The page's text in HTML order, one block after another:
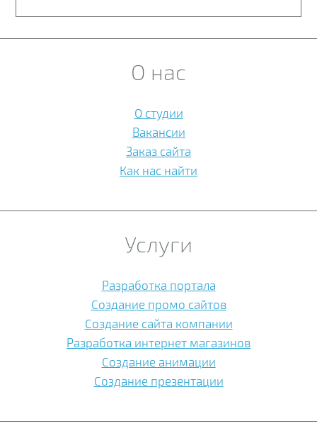
О нас
О студии
Вакансии
Заказ сайта
Как нас найти
Услуги
Разработка портала
Создание промо сайтов
Создание сайта компании
Разработка интернет магазинов
Создание анимации
Создание презентации